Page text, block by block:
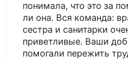
понимала, что это за
ли она. Вся команда:
сестра и санитарки
приветливые. Ваши
помогали пережить